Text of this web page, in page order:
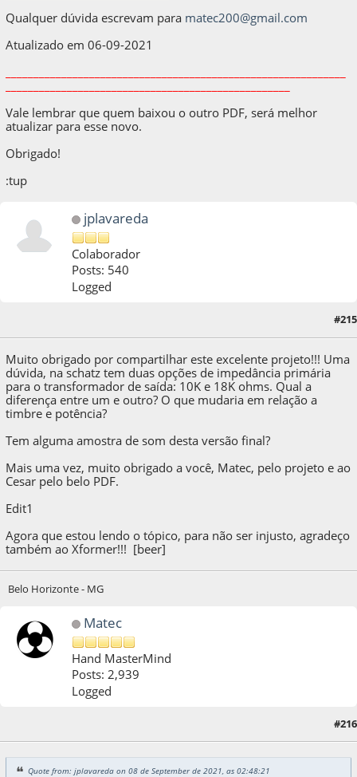
Qualquer dúvida escrevam para matec200@gmail.com
Atualizado em 06-09-2021
Vale lembrar que quem baixou o outro PDF, será melhor
atualizar para esse novo.
Obrigado!
:tup
jplavareda
Colaborador
Posts: 540
Logged
#215
Muito obrigado por compartilhar este excelente projeto!!! Uma
dúvida, na schatz tem duas opções de impedância primária
para o transformador de saída: 10K e 18K ohms. Qual a
diferença entre um e outro? O que mudaria em relação a
timbre e potência?
Tem alguma amostra de som desta versão final?
Mais uma vez, muito obrigado a você, Matec, pelo projeto e ao
Cesar pelo belo PDF.
Edit1
Agora que estou lendo o tópico, para não ser injusto, agradeço
também ao Xformer!!! [beer]
Belo Horizonte - MG
Matec
Hand MasterMind
Posts: 2,939
Logged
#216
Quote from: jplavareda on 08 de September de 2021, as 02:48:21